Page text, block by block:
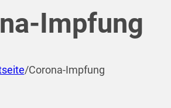
Impfung
/Corona-Impfung